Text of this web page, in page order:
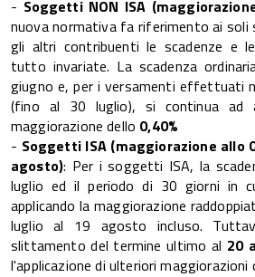
- Soggetti NON ISA
nuova normativa fa riferimento ai
gli altri contribuenti le scadenze e
tutto invariate. La scadenza
giugno e, per i versamenti effettuati
(fino al 30 luglio), si continua ad
maggiorazione dello 0,40%
- Soggetti ISA (maggiorazione allo
agosto): Per i soggetti ISA, la
luglio ed il periodo di 30 giorni in
applicando la maggiorazione
luglio al 19 agosto incluso.
slittamento del termine ultimo al 20
l'applicazione di ulteriori maggiorazioni